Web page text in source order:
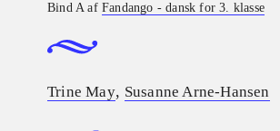
Bind A afFandango - dansk for 3. klasse
Trine May, Susanne Arne-Hansen